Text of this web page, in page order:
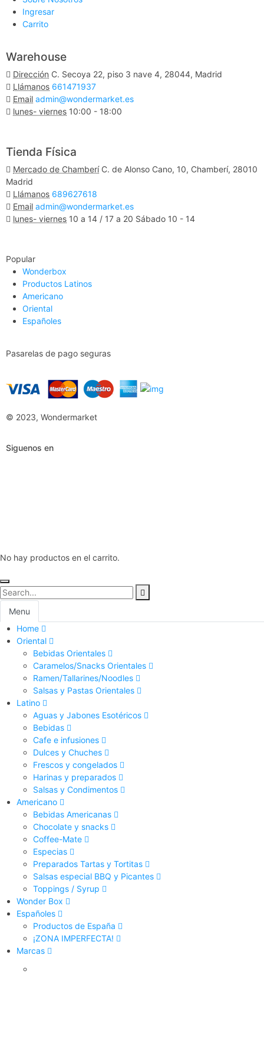
Ingresar
Carrito
Warehouse
Dirección C. Secoya 22, piso 3 nave 4, 28044, Madrid
Llámanos 661471937
Email admin@wondermarket.es
lunes- viernes 10:00 - 18:00
Tienda Física
Mercado de Chamberí C. de Alonso Cano, 10, Chamberí, 28010
Madrid
Llámanos 689627618
Email admin@wondermarket.es
lunes- viernes 10 a 14 / 17 a 20 Sábado 10 - 14
Popular
Wonderbox
Productos Latinos
Americano
Oriental
Españoles
Pasarelas de pago seguras
© 2023, Wondermarket
Siguenos en
No hay productos en el carrito.
Menu
Home
Oriental
Bebidas Orientales
Caramelos/Snacks Orientales
Ramen/Tallarines/Noodles
Salsas y Pastas Orientales
Latino
Aguas y Jabones Esotéricos
Bebidas
Cafe e infusiones
Dulces y Chuches
Frescos y congelados
Harinas y preparados
Salsas y Condimentos
Americano
Bebidas Americanas
Chocolate y snacks
Coffee-Mate
Especias
Preparados Tartas y Tortitas
Salsas especial BBQ y Picantes
Toppings / Syrup
Wonder Box
Españoles
Productos de España
¡ZONA IMPERFECTA!
Marcas